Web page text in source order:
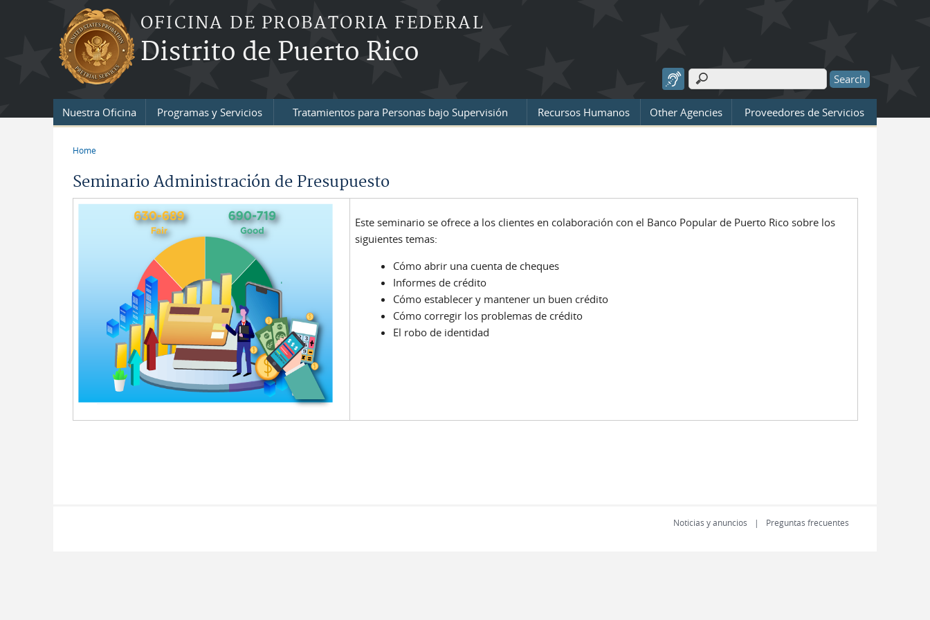
Skip to main content
OFICINA DE PROBATORIA FEDERAL
Distrito de Puerto Rico
Search form
Search
Nuestra Oficina Programas y Servicios Tratamientos para Personas bajo Supervisión Recursos Humanos Other Agencies Proveedores de Servicios
Home
Seminario Administración de Presupuesto
Este seminario se ofrece a los clientes en colaboración con el Banco Popular de Puerto Rico sobre los
siguientes temas:
Cómo abrir una cuenta de cheques
Informes de crédito
Cómo establecer y mantener un buen crédito
Cómo corregir los problemas de crédito
El robo de identidad
Noticias y anuncios Preguntas frecuentes